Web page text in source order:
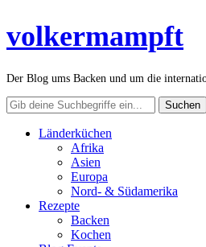
volkermampft
Der Blog ums Backen und um die
Länderküchen
Afrika
Asien
Europa
Nord- & Südamerika
Rezepte
Backen
Kochen